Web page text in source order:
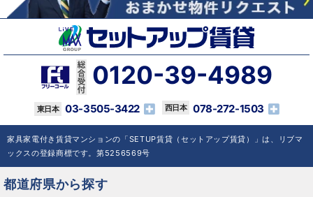
0120-39-4989
03-3505-3422 078-272-1503
家具家電付き賃貸マンションの「SETUP賃貸（セットアップ賃貸）」は、リブマ
ックスの登録商標です。第5256569号
都道府県から探す